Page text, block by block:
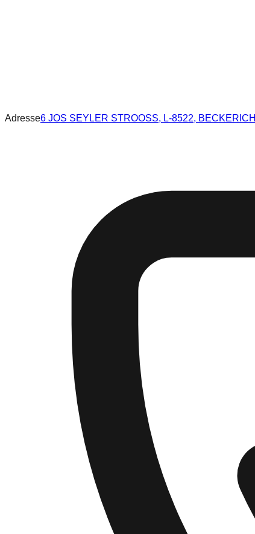
Adresse6 JOS SEYLER STROOSS, L-8522, BECKERICH